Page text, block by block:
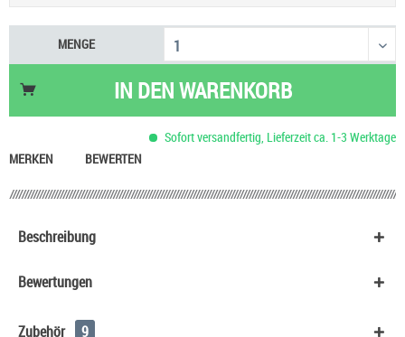
Basis Liquid VPG (50/50) SC - 100 ml
53,90 €
Ültje Studentenfutter mit Rosinen
1,40 €
Nikotinsalz Shot UltraBio 20 mg/ml
53,90 €
MENGE
IN DENWARENKORB
Sofort versandfertig, Lieferzeit ca. 1-3 Werktage
MERKEN
BEWERTEN
Beschreibung
Bewertungen
Zubehör 9